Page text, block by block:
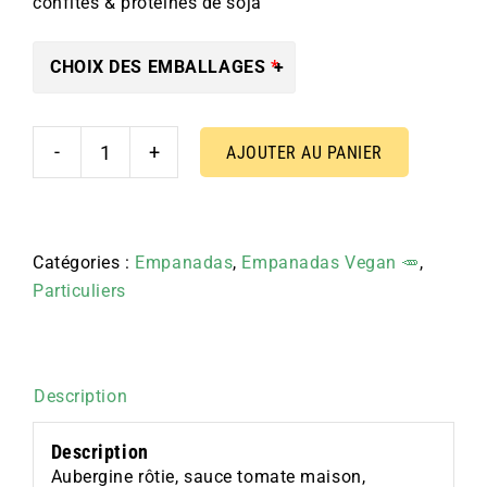
CHOIX DES EMBALLAGES
quantité
AJOUTER AU PANIER
Catégories : Empanadas, Empanadas Vegan 🥕,
Particuliers
Description
Description
Aubergine rôtie, sauce tomate maison,